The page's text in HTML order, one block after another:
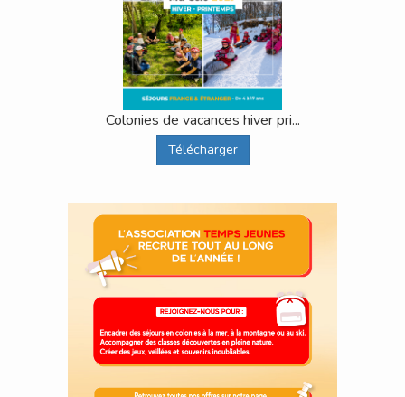
Colonies de vacances hiver pri...
Télécharger